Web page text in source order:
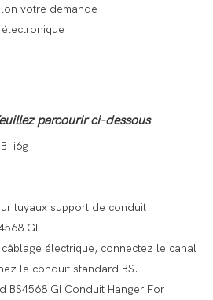
votre demande
parcourir ci-dessous
tuyaux support de conduit
GI
électrique, connectez le canal
le conduit standard BS.